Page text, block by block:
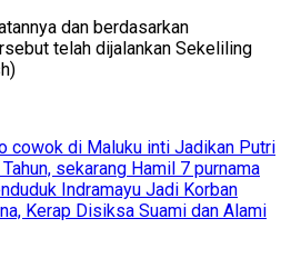
dan berdasarkan
telah dijalankan Sekeliling
cowok di Maluku inti Jadikan Putri
sekarang Hamil 7 purnama
Indramayu Jadi Korban
Kerap Disiksa Suami dan Alami